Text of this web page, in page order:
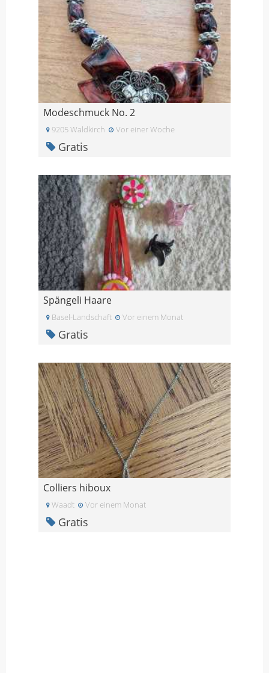
Modeschmuck No. 2
9205 Waldkirch Vor einer Woche
Gratis
Spängeli Haare
Basel-Landschaft Vor einem Monat
Gratis
Colliers hiboux
Waadt Vor einem Monat
Gratis